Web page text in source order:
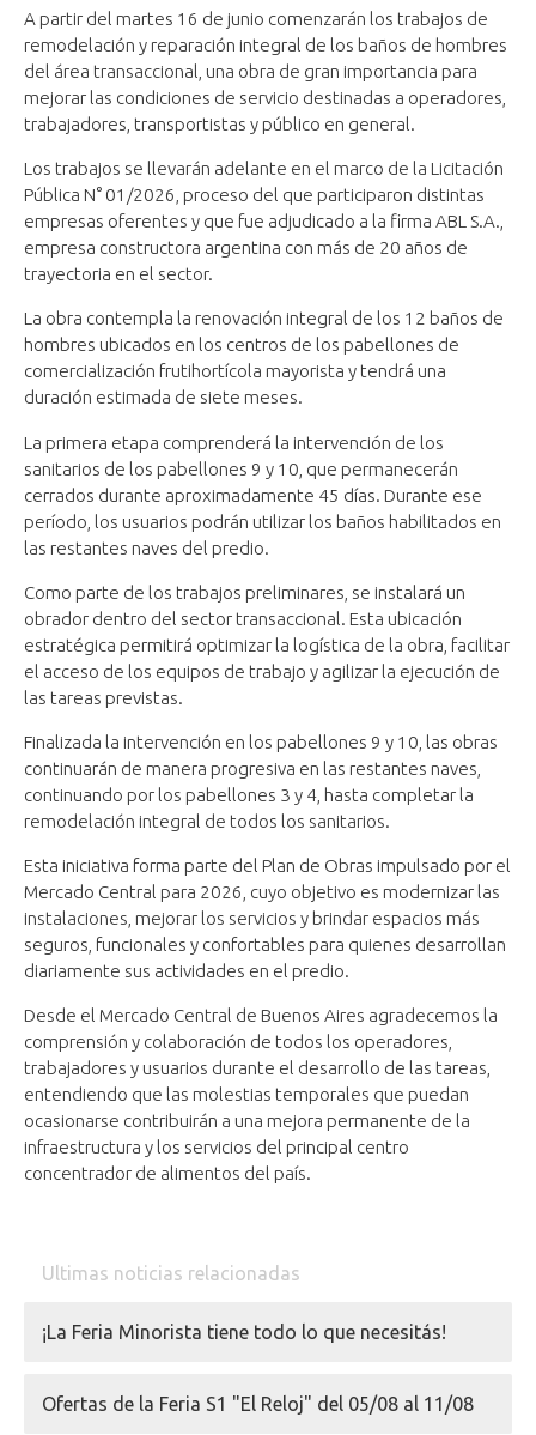
A partir del martes 16 de junio comenzarán los trabajos de
remodelación y reparación integral de los baños de hombres
del área transaccional, una obra de gran importancia para
mejorar las condiciones de servicio destinadas a operadores,
trabajadores, transportistas y público en general.
Los trabajos se llevarán adelante en el marco de la Licitación
Pública N° 01/2026, proceso del que participaron distintas
empresas oferentes y que fue adjudicado a la firma ABL S.A.,
empresa constructora argentina con más de 20 años de
trayectoria en el sector.
La obra contempla la renovación integral de los 12 baños de
hombres ubicados en los centros de los pabellones de
comercialización frutihortícola mayorista y tendrá una
duración estimada de siete meses.
La primera etapa comprenderá la intervención de los
sanitarios de los pabellones 9 y 10, que permanecerán
cerrados durante aproximadamente 45 días. Durante ese
período, los usuarios podrán utilizar los baños habilitados en
las restantes naves del predio.
Como parte de los trabajos preliminares, se instalará un
obrador dentro del sector transaccional. Esta ubicación
estratégica permitirá optimizar la logística de la obra, facilitar
el acceso de los equipos de trabajo y agilizar la ejecución de
las tareas previstas.
Finalizada la intervención en los pabellones 9 y 10, las obras
continuarán de manera progresiva en las restantes naves,
continuando por los pabellones 3 y 4, hasta completar la
remodelación integral de todos los sanitarios.
Esta iniciativa forma parte del Plan de Obras impulsado por el
Mercado Central para 2026, cuyo objetivo es modernizar las
instalaciones, mejorar los servicios y brindar espacios más
seguros, funcionales y confortables para quienes desarrollan
diariamente sus actividades en el predio.
Desde el Mercado Central de Buenos Aires agradecemos la
comprensión y colaboración de todos los operadores,
trabajadores y usuarios durante el desarrollo de las tareas,
entendiendo que las molestias temporales que puedan
ocasionarse contribuirán a una mejora permanente de la
infraestructura y los servicios del principal centro
concentrador de alimentos del país.
Ultimas noticias relacionadas
¡La Feria Minorista tiene todo lo que necesitás!
Ofertas de la Feria S1 "El Reloj" del 05/08 al 11/08